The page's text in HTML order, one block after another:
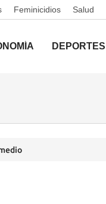
Feminicidios Salud
DEPORTES